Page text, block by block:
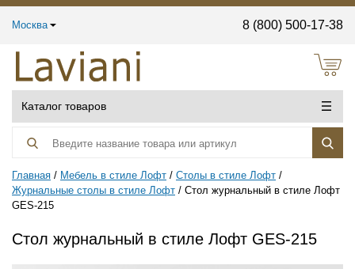
Москва 8 (800) 500-17-38
Каталог товаров
Главная Мебель в стиле Лофт
Столы в стиле Лофт
Журнальные столы в стиле Лофт
Стол журнальный в стиле Лофт
GES-215
Стол журнальный в стиле Лофт GES-215